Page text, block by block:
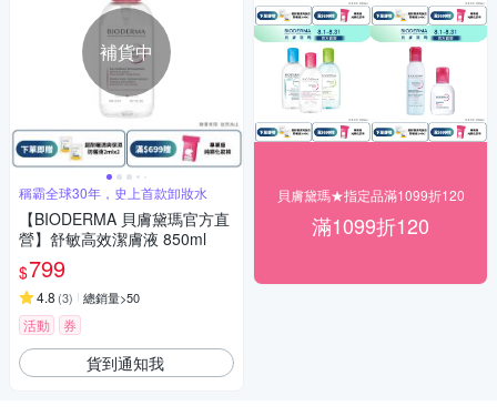
補貨中
稱霸全球30年，史上首款卸妝水
【BIODERMA 貝膚黛瑪官方直
營】舒敏高效潔膚液 850ml
$799
4.8 (3) 總銷量>50
活動 券
貨到通知我
貝膚黛瑪★指定品滿1099折120
滿1099折120